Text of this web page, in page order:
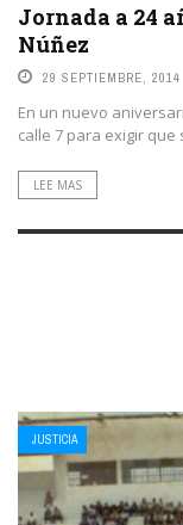
Jornada a 24
Núñez
29 SEPTIEMBRE, 2014
En un nuevo
calle 7 para exigir
LEE MAS
JUSTICIA